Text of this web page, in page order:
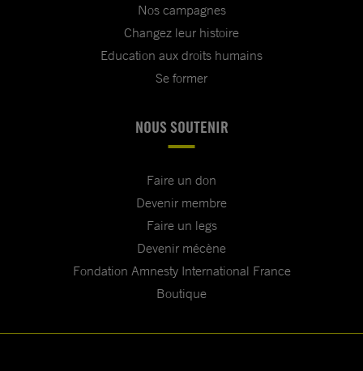
Nos campagnes
Changez leur histoire
Education aux droits humains
Se former
NOUS SOUTENIR
Faire un don
Devenir membre
Faire un legs
Devenir mécène
Fondation Amnesty International France
Boutique